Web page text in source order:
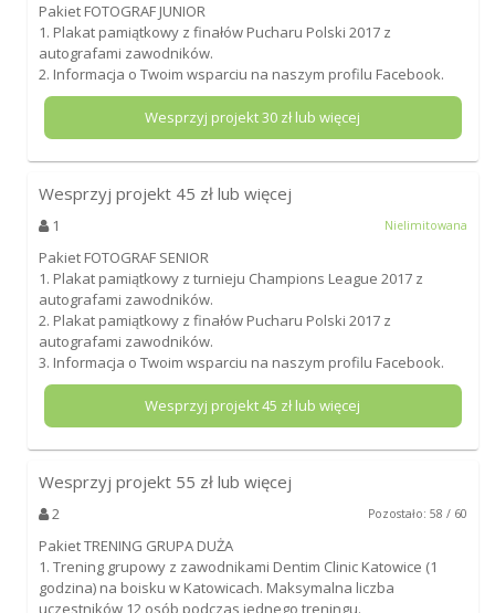
Pakiet FOTOGRAF JUNIOR
1. Plakat pamiątkowy z finałów Pucharu Polski 2017 z
autografami zawodników.
2. Informacja o Twoim wsparciu na naszym profilu Facebook.
Wesprzyj projekt30 zł lub więcej
Wesprzyj projekt 45 zł lub więcej
1 Nielimitowana
Pakiet FOTOGRAF SENIOR
1. Plakat pamiątkowy z turnieju Champions League 2017 z
autografami zawodników.
2. Plakat pamiątkowy z finałów Pucharu Polski 2017 z
autografami zawodników.
3. Informacja o Twoim wsparciu na naszym profilu Facebook.
Wesprzyj projekt45 zł lub więcej
Wesprzyj projekt 55 zł lub więcej
2 Pozostało: 58 / 60
Pakiet TRENING GRUPA DUŻA
1. Trening grupowy z zawodnikami Dentim Clinic Katowice (1
godzina) na boisku w Katowicach. Maksymalna liczba